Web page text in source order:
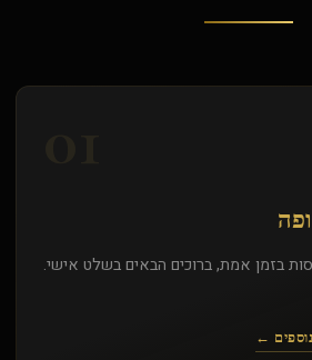
בזמן אמת, ברוכים הבאים בשלט אישי.
←